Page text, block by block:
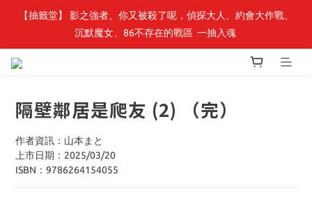
最新開賣🔥「全知讀者視角」 周邊商品
【抽籤堂】 影之強者、你又被殺了呢，偵探大人、約會大作戰、
沉默魔女、86不存在的戰區  一抽入魂
隔壁鄰居是爬友 (2) （完）
作者資訊：山本まと
上市日期：2025/03/20
ISBN：9786264154055